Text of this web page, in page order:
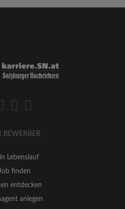
BEWERBER
Lebenslauf
finden
entdecken
anlegen